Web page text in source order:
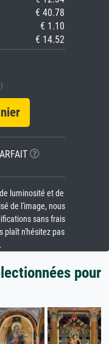
€ 40.78
€ 1.10
€ 14.52
luminosité et de
de l'image, nous
sans frais
plaît n'hésitez pas
pour